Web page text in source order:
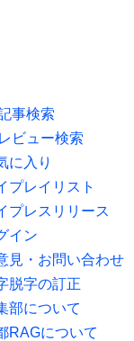
事検索
ビュー検索
に入り
プレイリスト
プレスリリース
イン
見・お問い合わせ
脱字の訂正
部について
RAGについて